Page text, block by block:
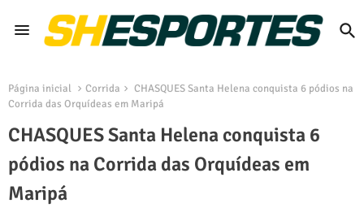
Página inicial Corrida
CHASQUES Santa Helena conquista 6 pódios na
Corrida das Orquídeas em Maripá
CHASQUES Santa Helena conquista 6
pódios na Corrida das Orquídeas em
Maripá